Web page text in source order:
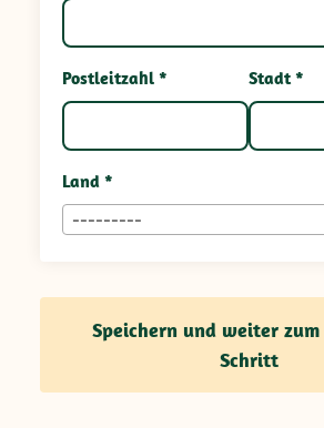
Postleitzahl * Stadt *
Land *
---------
Speichern und weiter
Schritt